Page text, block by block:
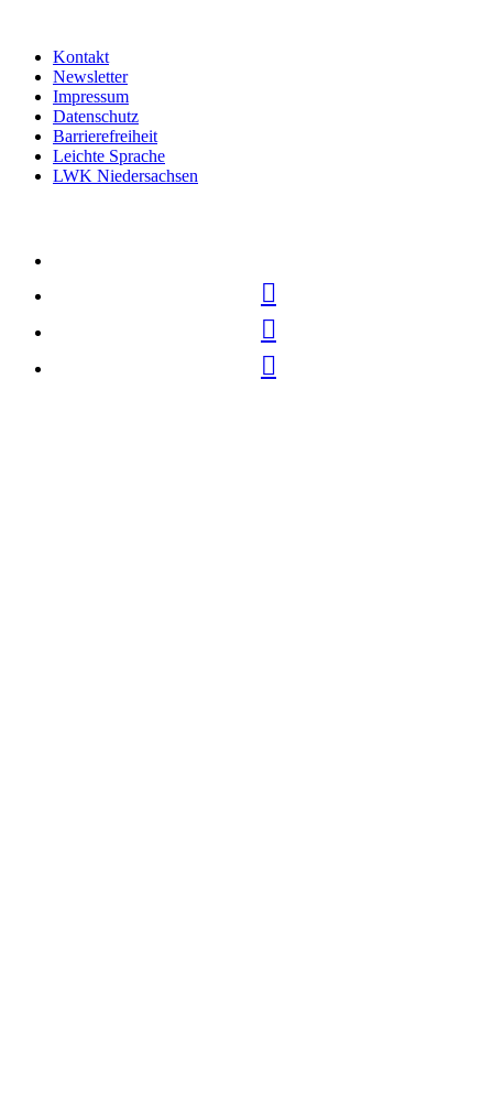
Kontakt
Newsletter
Impressum
Datenschutz
Barrierefreiheit
Leichte Sprache
LWK Niedersachsen